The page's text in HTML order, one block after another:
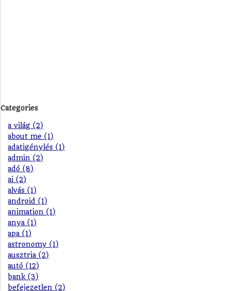
Categories
a világ (2)
about me (1)
adatigénylés (1)
admin (2)
adó (8)
ai (2)
alvás (1)
android (1)
animation (1)
anya (1)
apa (1)
astronomy (1)
ausztria (2)
autó (12)
bank (3)
befejezetlen (2)